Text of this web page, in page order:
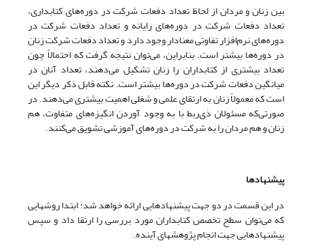
بین زنان و مردان از لحاظ تعداد دفعات شرکت در دوره‌های کتابداری،
تعداد دفعات شرکت در دوره‌های رایانه و تعداد دفعات شرکت در
دوره‌های نرم‌افزار تفاوتی معنادار وجود دارد و تعداد دفعات شرکت زنان
در دوره‌ها بیشتر است. بنابراین، می‌توان نتیجه گرفت که احتمالاً چون
تعداد بیشتری از کتابداران را زنان تشکیل می‌دهند، تعداد آنان در
میانگین دفعات شرکت در دوره‌ها بیشتر است. نکته قابل ذکر دیگر این
است که معمولاً زنان به ارتقای علمی و شغلی اهمیت بیشتری می‌دهند. در
صورتی‌که مسئولان ذی‌ربط با به وجود آوردن انگیزه‌های متفاوت، هم
زنان و هم مردان را به شرکت در دوره‌های آموزشی تشویق می‌کنند.
پیشنهادها
در این قسمت در دو جهت پیشنهادهایی ارائه خواهد شد: ابتدا روشهایی
که می‌توان سطح تخصص کتابداران مورد بررسی را ارتقا داد و سپس
پیشنهادهایی جهت انجام پژوهشهای آینده.